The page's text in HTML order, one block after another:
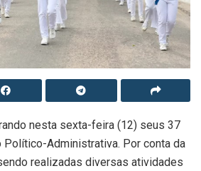
nesta sexta-feira (12) seus 37
Político-Administrativa. Por conta da
realizadas diversas atividades